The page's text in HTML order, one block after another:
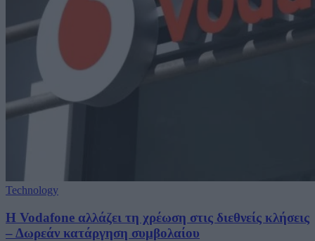
Technology
Η Vodafone αλλάζει τη χρέωση στις διεθνείς κλήσεις
– Δωρεάν κατάργηση συμβολαίου